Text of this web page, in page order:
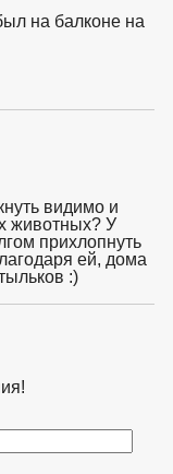
на балконе на
видимо и
животных? У
прихлопнуть
ей, дома
:)